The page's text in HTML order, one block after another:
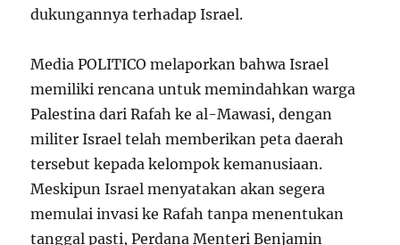
dukungannya terhadap Israel.
Media POLITICO melaporkan bahwa Israel
memiliki rencana untuk memindahkan warga
Palestina dari Rafah ke al-Mawasi, dengan
militer Israel telah memberikan peta daerah
tersebut kepada kelompok kemanusiaan.
Meskipun Israel menyatakan akan segera
memulai invasi ke Rafah tanpa menentukan
tanggal pasti, Perdana Menteri Benjamin